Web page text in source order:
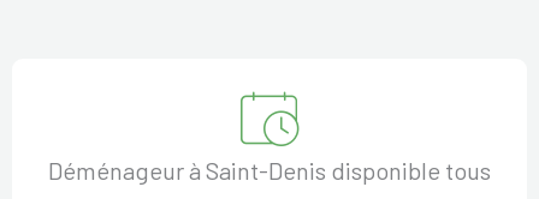
Déménageur à Saint-Denis disponible tous